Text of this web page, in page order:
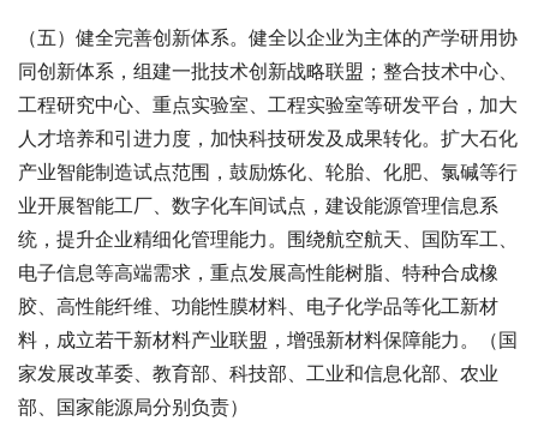
（五）健全完善创新体系。健全以企业为主体的产学研用协
同创新体系，组建一批技术创新战略联盟；整合技术中心、
工程研究中心、重点实验室、工程实验室等研发平台，加大
人才培养和引进力度，加快科技研发及成果转化。扩大石化
产业智能制造试点范围，鼓励炼化、轮胎、化肥、氯碱等行
业开展智能工厂、数字化车间试点，建设能源管理信息系
统，提升企业精细化管理能力。围绕航空航天、国防军工、
电子信息等高端需求，重点发展高性能树脂、特种合成橡
胶、高性能纤维、功能性膜材料、电子化学品等化工新材
料，成立若干新材料产业联盟，增强新材料保障能力。（国
家发展改革委、教育部、科技部、工业和信息化部、农业
部、国家能源局分别负责）